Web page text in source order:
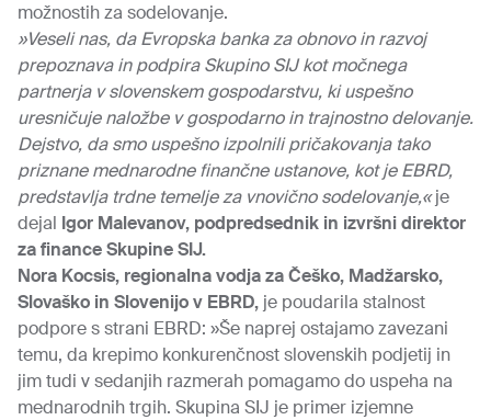
možnostih za sodelovanje.
»Veseli nas, da Evropska banka za obnovo in razvoj
prepoznava in podpira Skupino SIJ kot močnega
partnerja v slovenskem gospodarstvu, ki uspešno
uresničuje naložbe v gospodarno in trajnostno delovanje.
Dejstvo, da smo uspešno izpolnili pričakovanja tako
priznane mednarodne finančne ustanove, kot je EBRD,
predstavlja trdne temelje za vnovično sodelovanje,«je
dejal Igor Malevanov, podpredsednik in izvršni direktor
za finance Skupine SIJ.
Nora Kocsis, regionalna vodja za Češko, Madžarsko,
Slovaško in Slovenijo v EBRD, je poudarila stalnost
podpore s strani EBRD: »Še naprej ostajamo zavezani
temu, da krepimo konkurenčnost slovenskih podjetij in
jim tudi v sedanjih razmerah pomagamo do uspeha na
mednarodnih trgih. Skupina SIJ je primer izjemne